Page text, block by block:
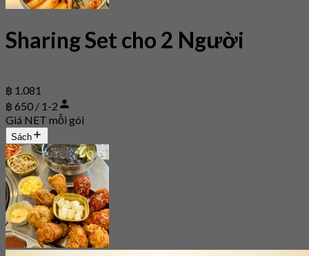
Sharing Set cho 2 Người
฿ 1.081
฿ 650 / 1-2
Giá NET mỗi gói
Sách